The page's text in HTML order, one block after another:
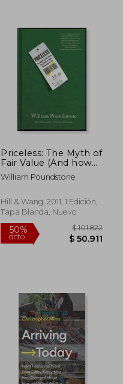
50%
50%
Priceless: The Myth of
Fair Value (And how
to Take Advantage of
it) (en Inglés)
William Poundstone
Hill & Wang, 2011, 1 Edición,
Tapa Blanda, Nuevo